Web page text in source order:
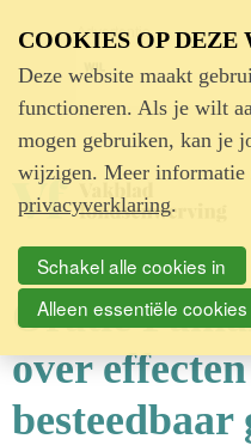
Advertentie
Oratie
over
besteedbaar
COOKIES OP DEZE
Deze website maakt
functioneren. Als je wilt
mogen gebruiken, kan je
wijzigen. Meer informatie
privacyverklaring.
Schakel alle cookies in
Alleen essentiële cookies